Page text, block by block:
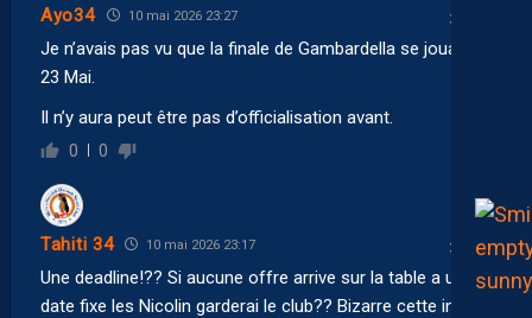
Ayo34 10 mai 2026 23:27
Je n’avais pas vu que la finale de Gambardella se jouait le
23 Mai.
Il n’y aura peut être pas d’officialisation avant.
0 0
Tahiti 34 10 mai 2026 23:17
Une deadline!?? Si aucune offre arrive sur la table a une
date fixe les Nicolin garderai le club?? Bizarre cette info